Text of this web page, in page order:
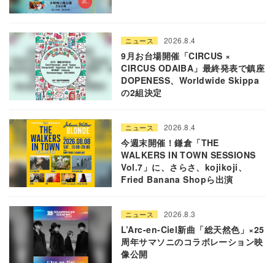
ニュース 2026.8.4
9月お台場開催「CIRCUS ×
CIRCUS ODAIBA」最終発表で鎮座
DOPENESS、Worldwide Skippa
の2組決定
ニュース 2026.8.4
今週末開催！鎌倉「THE
WALKERS IN TOWN SESSIONS
Vol.7」に、さらさ、kojikoji、
Fried Banana Shopら出演
ニュース 2026.8.3
L’Arc-en-Ciel新曲「総天然色」×25
周年サマソニのコラボレーション映
像公開